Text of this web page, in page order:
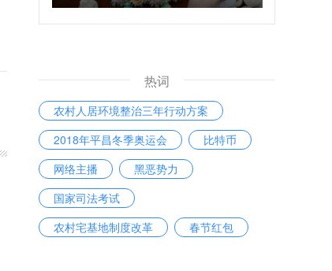
热词
农村人居环境整治三年行动方案
2018年平昌冬季奥运会
比特币
网络主播
黑恶势力
国家司法考试
农村宅基地制度改革
春节红包